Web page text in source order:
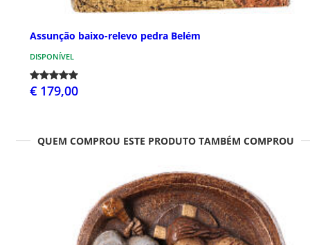
Assunção baixo-relevo pedra Belém
DISPONÍVEL
€ 179,00
QUEM COMPROU ESTE PRODUTO TAMBÉM COMPROU